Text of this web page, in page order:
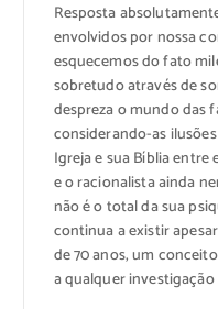
Resposta
envolvidos por nossa
esquecemos do fato
sobretudo através de
despreza o mundo das
considerando-as
Igreja e sua Bíblia
e o racionalista ainda
não é o total da sua
continua a existir
de 70 anos, um
a qualquer